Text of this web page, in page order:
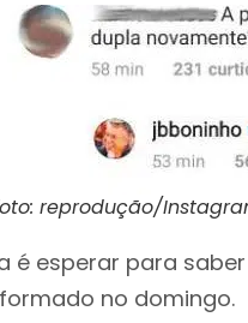
reprodução/
é esperar para
no domingo.